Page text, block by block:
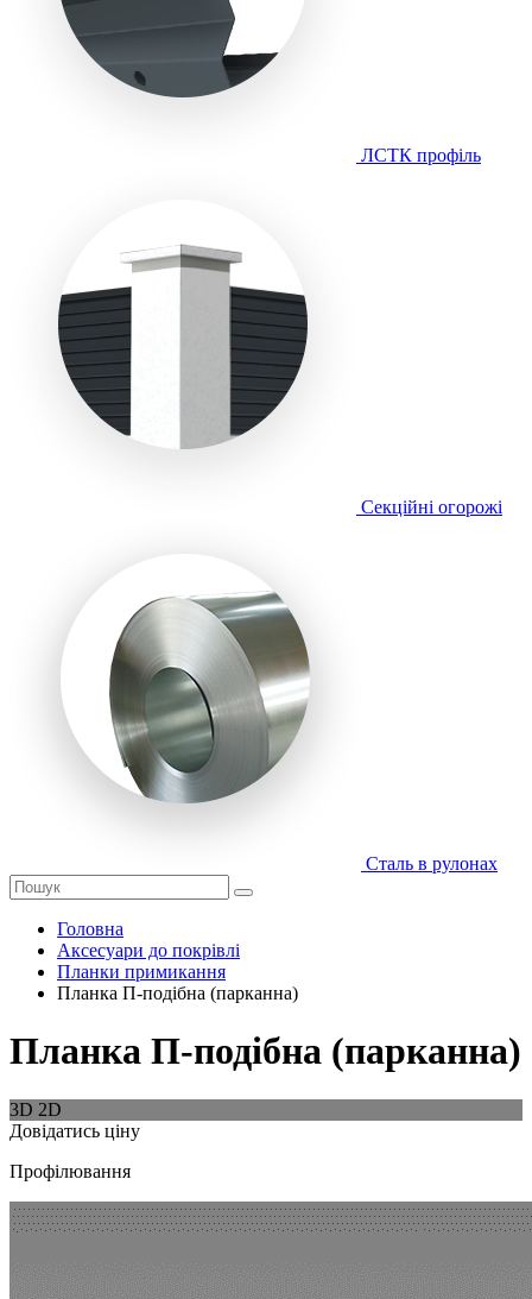
ЛСТК профіль
Секційні огорожі
Сталь в рулонах
Головна
Аксесуари до покрівлі
Планки примикання
Планка П-подібна (парканна)
Планка П-подібна (парканна)
3D 2D
Довідатись ціну
Профілювання